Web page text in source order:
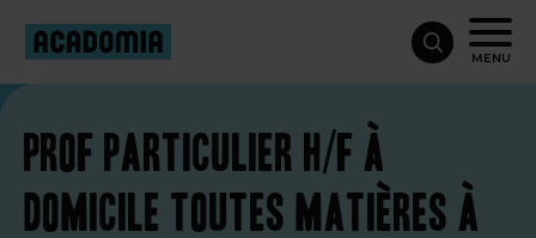
MENU
Prof particulier H/F à
domicile toutes matières à